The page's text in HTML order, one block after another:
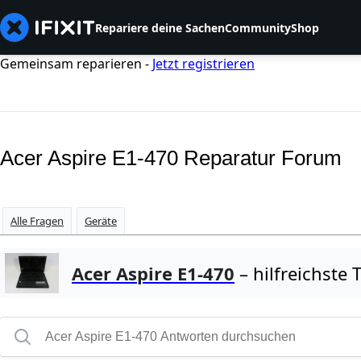
Repariere deine SachenCommunityShop
Gemeinsam reparieren - Jetzt registrieren
Acer Aspire E1-470 Reparatur Forum
Alle Fragen Geräte
Acer Aspire E1-470 – hilfreichste